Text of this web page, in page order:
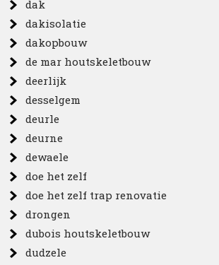
dak
dakisolatie
dakopbouw
de mar houtskeletbouw
deerlijk
desselgem
deurle
deurne
dewaele
doe het zelf
doe het zelf trap renovatie
drongen
dubois houtskeletbouw
dudzele